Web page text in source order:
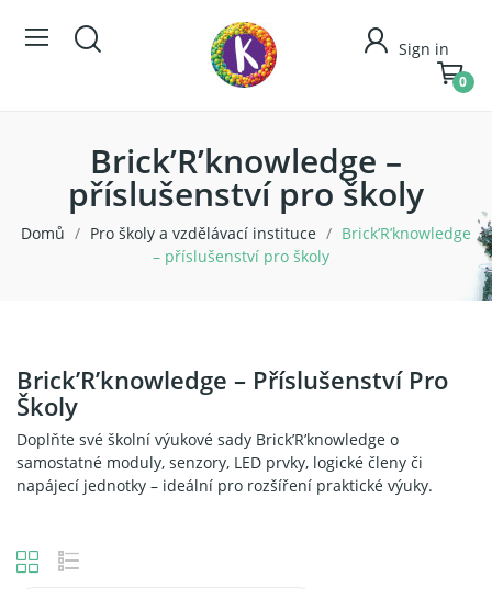
Sign in
0
Brick’R’knowledge –
příslušenství pro školy
Domů Pro školy a vzdělávací instituce
Brick’R’knowledge
– příslušenství pro školy
Brick’R’knowledge – Příslušenství Pro
Školy
Doplňte své školní výukové sady Brick’R’knowledge o
samostatné moduly, senzory, LED prvky, logické členy či
napájecí jednotky – ideální pro rozšíření praktické výuky.